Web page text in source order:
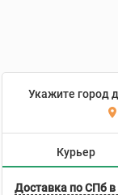
Укажите город
Курьер
Доставка по СПб в